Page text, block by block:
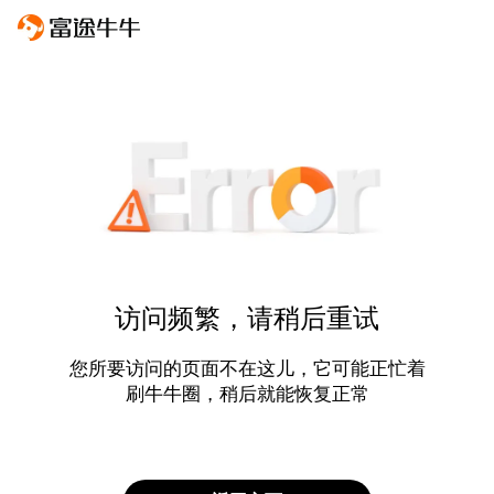
访问频繁，请稍后重试
您所要访问的页面不在这儿，它可能正忙着
刷牛牛圈，稍后就能恢复正常